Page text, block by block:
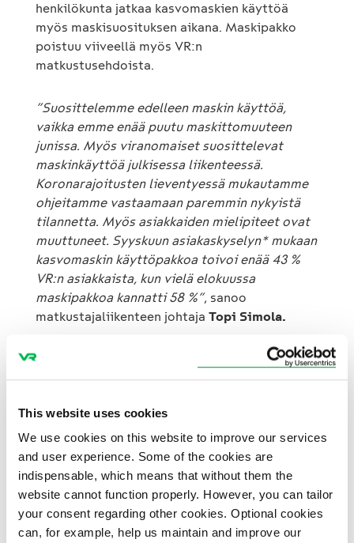
This website uses cookies
We use cookies on this website to improve our services
and user experience. Some of the cookies are
indispensable, which means that without them the
website cannot function properly. However, you can tailor
your consent regarding other cookies. Optional cookies
can, for example, help us maintain and improve our
henkilökunta jatkaa kasvomaskien käyttöä
myös maskisuosituksen aikana. Maskipakko
poistuu viiveellä myös VR:n
matkustusehdoista.
”Suosittelemme edelleen maskin käyttöä,
vaikka emme enää puutu maskittomuuteen
junissa. Myös viranomaiset suosittelevat
maskinkäyttöä julkisessa liikenteessä.
Koronarajoitusten lieventyessä mukautamme
ohjeitamme vastaamaan paremmin nykyistä
tilannetta. Myös asiakkaiden mielipiteet ovat
muuttuneet. Syyskuun asiakaskyselyn* mukaan
kasvomaskin käyttöpakkoa toivoi enää 43 %
VR:n asiakkaista, kun vielä elokuussa
maskipakkoa kannatti 58 %”, sanoo
matkustajaliikenteen johtaja Topi Simola.
Maskipakon päättyessä myös Ekstra-luokan
maskipakko ja lipun hintaan sisältyvä
lippuun sisältyy silti edelleen tyhjä viereinen
paikka. Omaa rauhaa ja tilaa matkustamiseen
kaukoliikenteen junissa saa myös varaamalla
2–6 hengen hytin tai tyhjän viereisen paikan.
”Olemme onnistuneet pitämään junat
turvallisina koko korona-ajan. Jatkamme